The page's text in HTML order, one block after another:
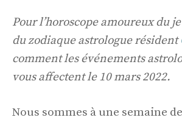
Pour l’horoscope amoureux du
du zodiaque astrologue résident
comment les événements
vous affectent le 10 mars 2022.
Nous sommes à une semaine